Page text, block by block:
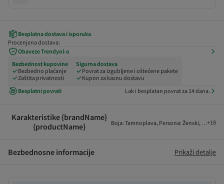
Besplatna dostava i isporuka
Procenjena dostava:
Obaveze Trendyol-a
Bezbednost kupovine
Bezbedno plaćanje
Zaštita privatnosti
Sigurna dostava
Povrat za izgubljene i oštećene pakete
Kupon za kasnu dostavu
Besplatni povrati
Lak i besplatan povrat za 14 dana.
Karakteristike {brandName}
{productName}
Boja: Tamnoplava, Persona: Ženski, Buđ:
+18
Bezbednosne informacije Prikaži detalje